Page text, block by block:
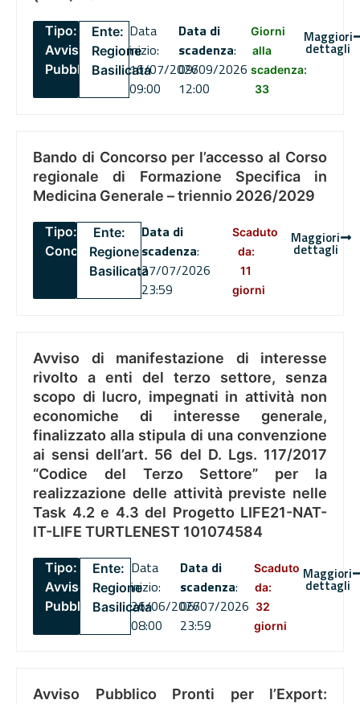
Tipo:
Avviso
Pubblico
Ente:
Regione
Basilicata
Data
inizio:
16/07/2026
09:00
Data di
scadenza:
09/09/2026
12:00
Giorni
alla
scadenza:
33
Maggiori
dettagli
Bando di Concorso per l’accesso al Corso
regionale di Formazione Specifica in
Medicina Generale – triennio 2026/2029
Tipo:
Concorsi
Ente:
Regione
Basilicata
Data di
scadenza:
27/07/2026
23:59
Scaduto
da:
11
giorni
Maggiori
dettagli
Avviso di manifestazione di interesse
rivolto a enti del terzo settore, senza
scopo di lucro, impegnati in attività non
economiche di interesse generale,
finalizzato alla stipula di una convenzione
ai sensi dell’art. 56 del D. Lgs. 117/2017
“Codice del Terzo Settore” per la
realizzazione delle attività previste nelle
Task 4.2 e 4.3 del Progetto LIFE21-NAT-
IT-LIFE TURTLENEST 101074584
Tipo:
Avviso
Pubblico
Ente:
Regione
Basilicata
Data
inizio:
26/06/2026
08:00
Data di
scadenza:
06/07/2026
23:59
Scaduto
da:
32
giorni
Maggiori
dettagli
Avviso Pubblico Pronti per l’Export: